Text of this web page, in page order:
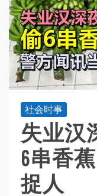
社会时事
失业汉
6串香
捉人